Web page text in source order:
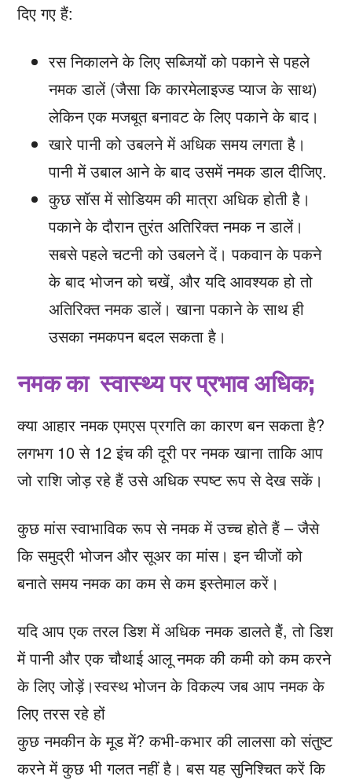
दिए गए हैं:
रस निकालने के लिए सब्जियों को पकाने से पहले
नमक डालें (जैसा कि कारमेलाइज्ड प्याज के साथ)
लेकिन एक मजबूत बनावट के लिए पकाने के बाद।
खारे पानी को उबलने में अधिक समय लगता है।
पानी में उबाल आने के बाद उसमें नमक डाल दीजिए.
कुछ सॉस में सोडियम की मात्रा अधिक होती है।
पकाने के दौरान तुरंत अतिरिक्त नमक न डालें।
सबसे पहले चटनी को उबलने दें। पकवान के पकने
के बाद भोजन को चखें, और यदि आवश्यक हो तो
अतिरिक्त नमक डालें। खाना पकाने के साथ ही
उसका नमकपन बदल सकता है।
नमक का स्वास्थ्य पर प्रभाव अधिक;
क्या आहार नमक एमएस प्रगति का कारण बन सकता है?
लगभग 10 से 12 इंच की दूरी पर नमक खाना ताकि आप
जो राशि जोड़ रहे हैं उसे अधिक स्पष्ट रूप से देख सकें।
कुछ मांस स्वाभाविक रूप से नमक में उच्च होते हैं – जैसे
कि समुद्री भोजन और सूअर का मांस। इन चीजों को
बनाते समय नमक का कम से कम इस्तेमाल करें।
यदि आप एक तरल डिश में अधिक नमक डालते हैं, तो डिश
में पानी और एक चौथाई आलू नमक की कमी को कम करने
के लिए जोड़ें।स्वस्थ भोजन के विकल्प जब आप नमक के
लिए तरस रहे हों
कुछ नमकीन के मूड में? कभी-कभार की लालसा को संतुष्ट
करने में कुछ भी गलत नहीं है। बस यह सुनिश्चित करें कि